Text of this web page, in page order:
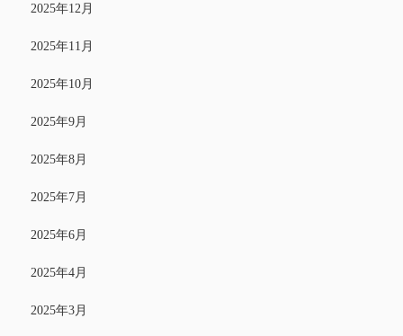
2025年12月
2025年11月
2025年10月
2025年9月
2025年8月
2025年7月
2025年6月
2025年4月
2025年3月